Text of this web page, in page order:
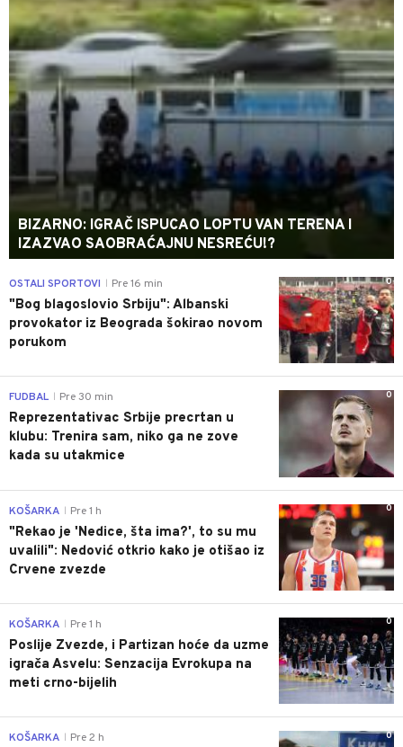
BIZARNO: IGRAČ ISPUCAO LOPTU VAN TERENA I
IZAZVAO SAOBRAĆAJNU NESREĆU!?
0
OSTALI SPORTOVI Pre 16 min
"Bog blagoslovio Srbiju": Albanski
provokator iz Beograda šokirao novom
porukom
0
FUDBAL Pre 30 min
Reprezentativac Srbije precrtan u
klubu: Trenira sam, niko ga ne zove
kada su utakmice
0
KOŠARKA Pre 1 h
"Rekao je 'Nedice, šta ima?', to su mu
uvalili": Nedović otkrio kako je otišao iz
Crvene zvezde
0
KOŠARKA Pre 1 h
Poslije Zvezde, i Partizan hoće da uzme
igrača Asvelu: Senzacija Evrokupa na
meti crno-bijelih
0
KOŠARKA Pre 2 h